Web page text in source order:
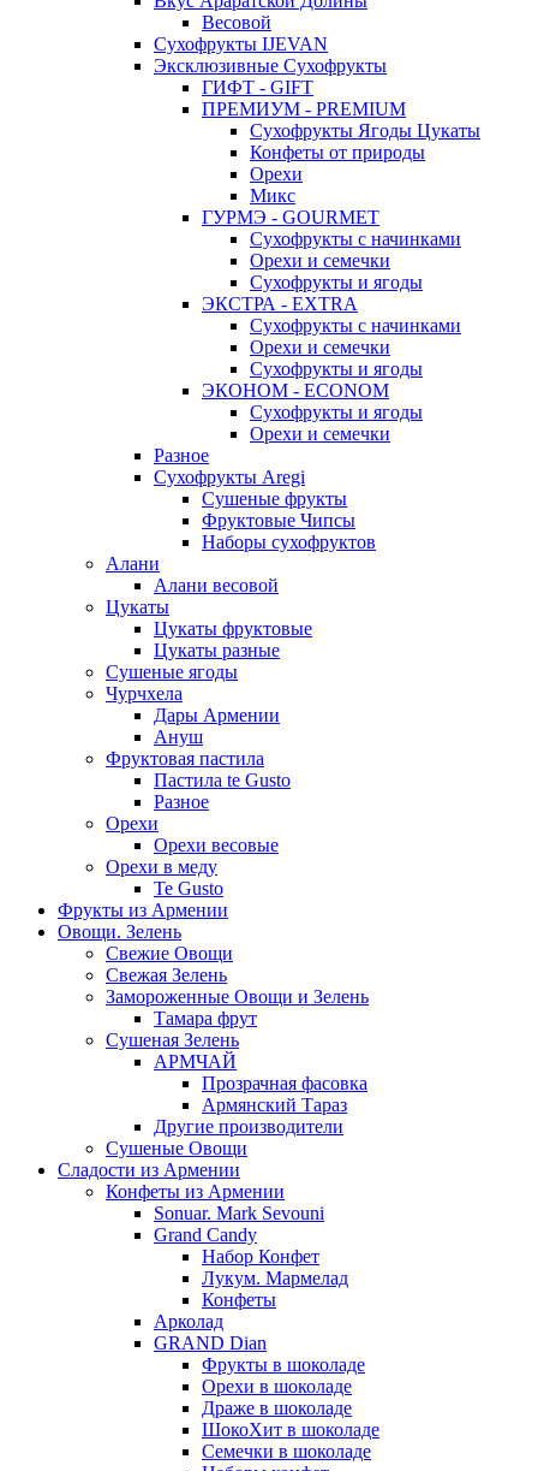
Весовой
Сухофрукты IJEVAN
Эксклюзивные Сухофрукты
ГИФТ - GIFT
ПРЕМИУМ - PREMIUM
Сухофрукты Ягоды Цукаты
Конфеты от природы
Орехи
Микс
ГУРМЭ - GOURMET
Сухофрукты с начинками
Орехи и семечки
Сухофрукты и ягоды
ЭКСТРА - EXTRA
Сухофрукты с начинками
Орехи и семечки
Сухофрукты и ягоды
ЭКОНОМ - ECONOM
Сухофрукты и ягоды
Орехи и семечки
Разное
Сухофрукты Aregi
Сушеные фрукты
Фруктовые Чипсы
Наборы сухофруктов
Алани
Алани весовой
Цукаты
Цукаты фруктовые
Цукаты разные
Сушеные ягоды
Чурчхела
Дары Армении
Ануш
Фруктовая пастила
Пастила te Gusto
Разное
Орехи
Орехи весовые
Орехи в меду
Te Gusto
Фрукты из Армении
Овощи. Зелень
Свежие Овощи
Свежая Зелень
Замороженные Овощи и Зелень
Тамара фрут
Сушеная Зелень
АРМЧАЙ
Прозрачная фасовка
Армянский Тараз
Другие производители
Сушеные Овощи
Сладости из Армении
Конфеты из Армении
Sonuar. Mark Sevouni
Grand Candy
Набор Конфет
Лукум. Мармелад
Конфеты
Арколад
GRAND Dian
Фрукты в шоколаде
Орехи в шоколаде
Драже в шоколаде
ШокоХит в шоколаде
Семечки в шоколаде